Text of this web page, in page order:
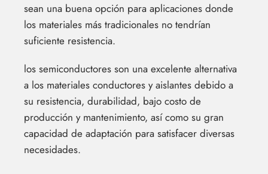
sean una buena opción para aplicaciones donde
los materiales más tradicionales no tendrían
suficiente resistencia.
los semiconductores son una excelente alternativa
a los materiales conductores y aislantes debido a
su resistencia, durabilidad, bajo costo de
producción y mantenimiento, así como su gran
capacidad de adaptación para satisfacer diversas
necesidades.